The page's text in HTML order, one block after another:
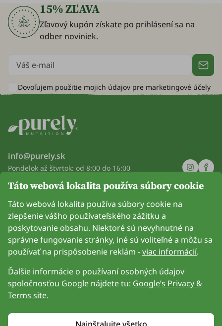
Táto webová lokalita používa súbory cookie
Táto webová lokalita používa súbory cookie na
zlepšenie vášho používateľského zážitku a
poskytovanie obsahu. Niektoré sú nevyhnutné na
správne fungovanie stránky, iné sú voliteľné a môžu sa
používať na prispôsobenie reklám -viac informácií.
Ďalšie informácie o používaní osobných údajov
spoločnosťou Google nájdete tu: Google’s Privacy &
Terms site.
15% ZĽAVA
Zľavový kupón získate po prihlásení sa na
odber noviniek.
Dovoľujem použitie mojich údajov pre marketingové účely
info@purely.sk
Pondelok až štvrtok: od 8:00 do 16:00
Informácie
Pripoj sa k nám
Možnosť platby kartou. Zaručená ochrana osobných údajov